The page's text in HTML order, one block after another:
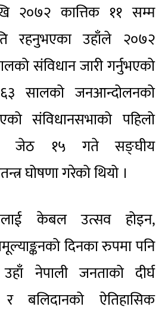
२०७२ कात्तिक ११ सम्म
रहनुभएका उहाँले २०७२
संविधान जारी गर्नुभएको
सालको जनआन्दोलनको
संविधानसभाको पहिलो
जेठ १५ गते सङ्घीय
घोषणा गरेको थियो ।
केबल उत्सव होइन,
दिनका रुपमा पनि
नेपाली जनताको दीर्घ
बलिदानको ऐतिहासिक